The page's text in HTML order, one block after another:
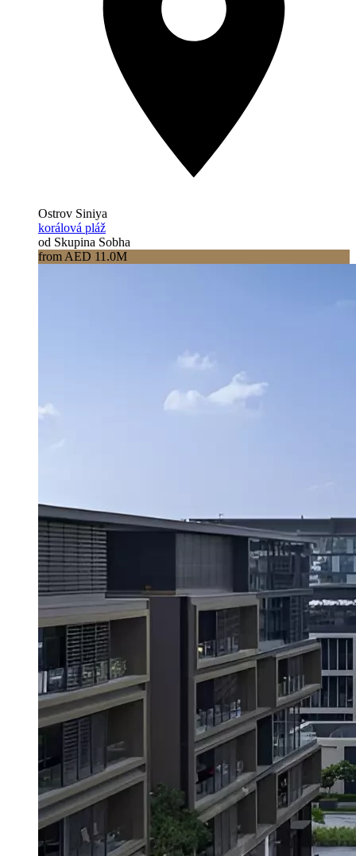
Ostrov Siniya
korálová pláž
od Skupina Sobha
from AED 11.0M